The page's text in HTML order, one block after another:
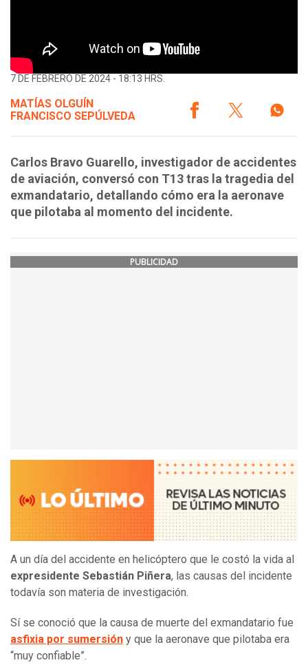
7 DE FEBRERO DE 2024 - 18:13 HRS.
MATÍAS OLGUÍN
FRANCISCO SEPÚLVEDA
Carlos Bravo Guarello, investigador de accidentes
de aviación, conversó con T13 tras la tragedia del
exmandatario, detallando cómo era la aeronave
que pilotaba al momento del incidente.
PUBLICIDAD
A un día del accidente en helicóptero que le costó la vida al
expresidente Sebastián Piñera, las causas del incidente
todavía son materia de investigación.
Sí se conoció que la causa de muerte del exmandatario fue
asfixia por sumersión y que la aeronave que pilotaba era
“muy confiable”.